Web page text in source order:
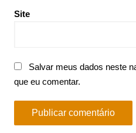
Site
Salvar meus dados neste
que eu comentar.